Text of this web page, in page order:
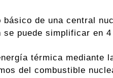
básico de una central
se puede simplificar en
térmica mediante
del combustible